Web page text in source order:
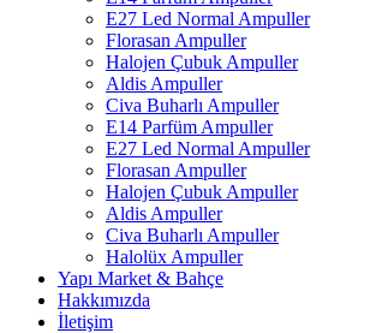
E27 Led Normal Ampuller
Florasan Ampuller
Halojen Çubuk Ampuller
Aldis Ampuller
Civa Buharlı Ampuller
E14 Parfüm Ampuller
E27 Led Normal Ampuller
Florasan Ampuller
Halojen Çubuk Ampuller
Aldis Ampuller
Civa Buharlı Ampuller
Halolüx Ampuller
Yapı Market & Bahçe
Hakkımızda
İletişim